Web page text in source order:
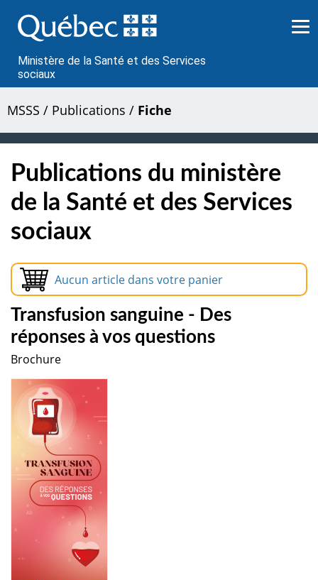
au
contenu
Ministère de la Santé et des Services
sociaux
MSSS / Publications / Fiche
Publications du ministère
de la Santé et des Services
sociaux
Aucun article dans votre panier
Transfusion sanguine - Des
réponses à vos questions
Brochure